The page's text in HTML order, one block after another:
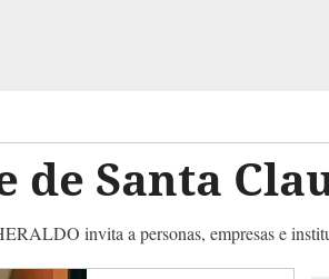
de Santa
invita a personas, empresas e